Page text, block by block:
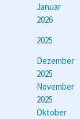
Januar
2026
2025
Dezember
2025
November
2025
Oktober